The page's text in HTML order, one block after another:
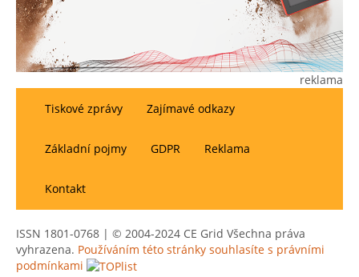
reklama
Tiskové zprávy
Zajímavé odkazy
Základní pojmy GDPR Reklama
Kontakt
ISSN 1801-0768 | © 2004-2024 CE Grid Všechna práva
vyhrazena. Používáním této stránky souhlasíte s právními
podmínkami